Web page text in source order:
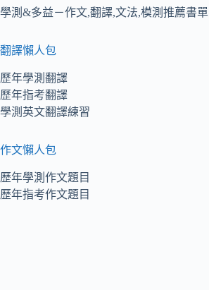
學測&多益－作文,翻譯,文法,模測推薦書單
翻譯懶人包
歷年學測翻譯
歷年指考翻譯
學測英文翻譯練習
作文懶人包
歷年學測作文題目
歷年指考作文題目